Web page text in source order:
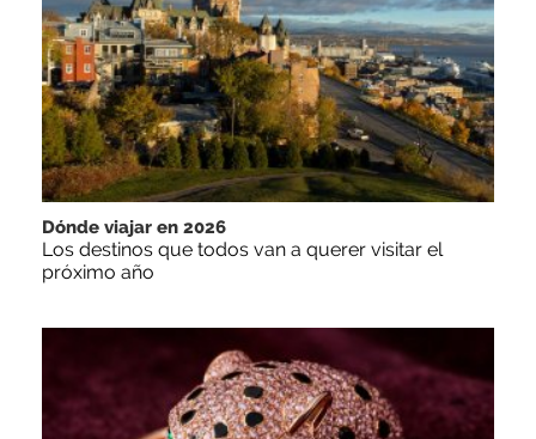
Dónde viajar en 2026
Los destinos que todos van a querer visitar el
próximo año